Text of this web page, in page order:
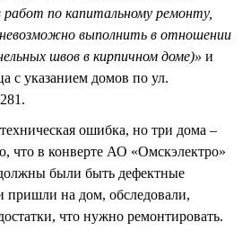
работ по капитальному ремонту,
выполнить в отношении
швов в кирпичном доме)» и
с указанием домов по ул.
ошибка, но три дома –
что в конверте АО «Омскэлектро»
были быть дефектные
пришли на дом, обследовали,
что нужно ремонтировать.